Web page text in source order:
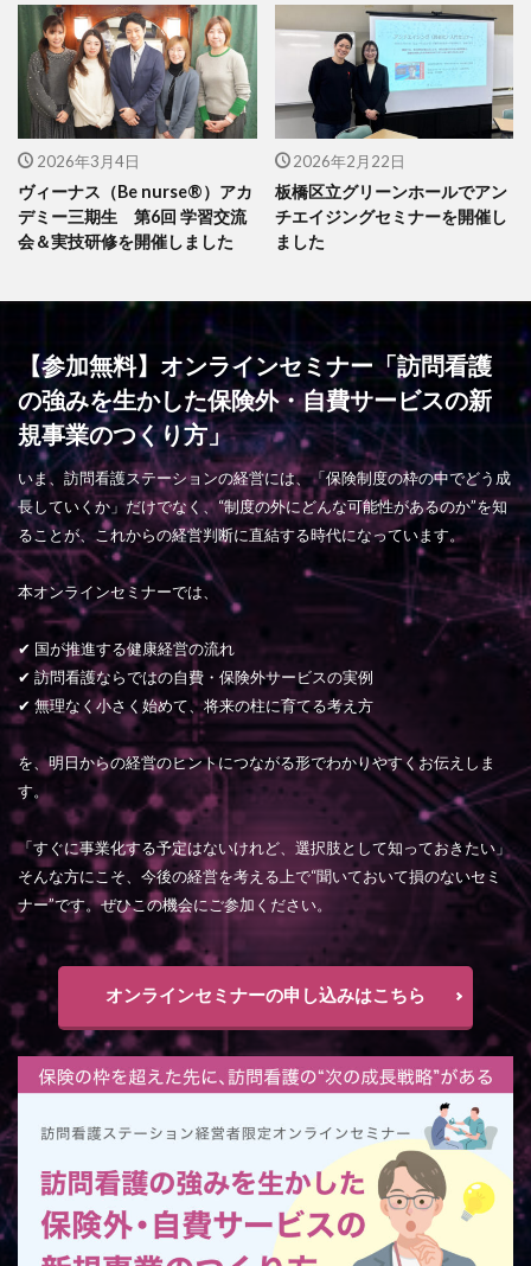
2026年3月4日
ヴィーナス（Be nurse®）アカ
デミー三期生 第6回 学習交流
会＆実技研修を開催しました
2026年2月22日
板橋区立グリーンホールでアン
チエイジングセミナーを開催し
ました
【参加無料】オンラインセミナー「訪問看護
の強みを生かした保険外・自費サービスの新
規事業のつくり方」
いま、訪問看護ステーションの経営には、「保険制度の枠の中でどう成
長していくか」だけでなく、“制度の外にどんな可能性があるのか”を知
ることが、これからの経営判断に直結する時代になっています。
本オンラインセミナーでは、
✔ 国が推進する健康経営の流れ
✔ 訪問看護ならではの自費・保険外サービスの実例
✔ 無理なく小さく始めて、将来の柱に育てる考え方
を、明日からの経営のヒントにつながる形でわかりやすくお伝えしま
す。
「すぐに事業化する予定はないけれど、選択肢として知っておきたい」
そんな方にこそ、今後の経営を考える上で“聞いておいて損のないセミ
ナー”です。ぜひこの機会にご参加ください。
オンラインセミナーの申し込みはこちら